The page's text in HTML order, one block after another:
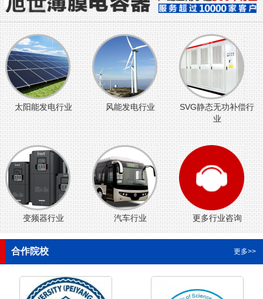
太阳能发电行业 风能发电行业
SVG静态无功补偿行
业
变频器行业 汽车行业 更多行业咨询
合作院校 更多>>